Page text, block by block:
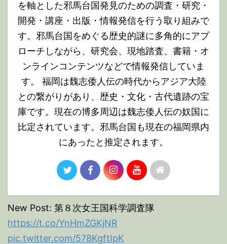
を軸とした邪馬台国発見のための調査・研究・
開発・講座・出版・情報発信を行う取り組みで
す。邪馬台国をめぐる歴史的謎に多角的にアプ
ローチしながら、研究会、現地踏査、書籍・オ
ンラインコンテンツなどで情報発信していま
す。 福岡は魏志倭人伝の時代からアジア大陸
との繋がりがあり、歴史・文化・古代遺跡の宝
庫です。現在の博多周辺は魏志倭人伝の奴国に
比定されています。邪馬台国も現在の福岡県内
にあったと推定されます。
New Post: 第８次女王国科学調査隊
https://t.co/YnHmZGKjNR
pic.twitter.com/578KgftIpK